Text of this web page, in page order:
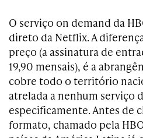
O serviço on demand da
direto da Netflix. A
preço (a assinatura de
19,90 mensais), é a
cobre todo o território
atrelada a nenhum serviço
especificamente. Antes de
formato, chamado pela